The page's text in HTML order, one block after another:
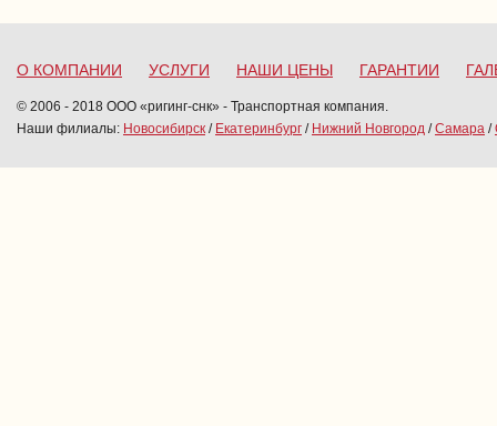
О КОМПАНИИ УСЛУГИ НАШИ ЦЕНЫ ГАРАНТИИ
© 2006 - 2018 ООО «ригинг-снк» - Транспортная компания.
Наши филиалы: Новосибирск / Екатеринбург / Нижний Новгород /Самара /